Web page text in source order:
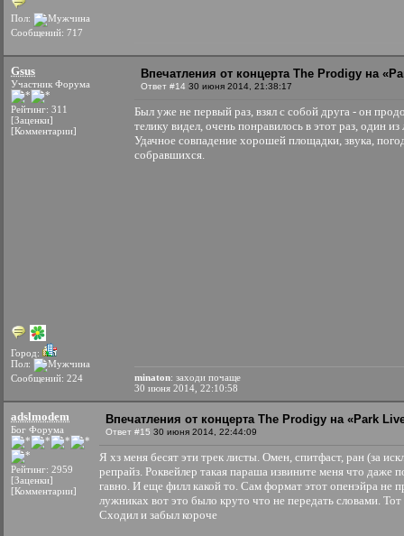
Пол:
Сообщений: 717
Gsus
Участник Форума
Рейтинг: 311
[Заценки]
[Комментарии]
Город:
Пол:
Сообщений: 224
Впечатления от концерта The Prodigy на
Ответ #14 30 июня 2014, 21:38:17
Был уже не первый раз, взял с собой друга - он
телику видел, очень понравилось в этот раз, один
Удачное совпадение хорошей площадки, звука,
собравшихся.
minaton: заходи почаще
30 июня 2014, 22:10:58
adslmodem
Бог Форума
Рейтинг: 2959
[Заценки]
[Комментарии]
Впечатления от концерта The Prodigy на «Park
Ответ #15 30 июня 2014, 22:44:09
Я хз меня бесят эти трек листы. Омен, спитфаст, ран (за
репрайз. Роквейлер такая параша извините меня что даже
гавно. И еще филл какой то. Сам формат этот опенэйра не
лужниках вот это было круто что не передать словами. Тот
Сходил и забыл короче